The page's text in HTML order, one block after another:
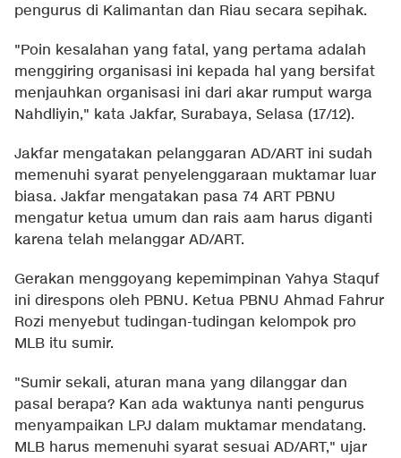
pengurus di Kalimantan dan Riau secara sepihak.
"Poin kesalahan yang fatal, yang pertama adalah
menggiring organisasi ini kepada hal yang bersifat
menjauhkan organisasi ini dari akar rumput warga
Nahdliyin," kata Jakfar, Surabaya, Selasa (17/12).
Jakfar mengatakan pelanggaran AD/ART ini sudah
memenuhi syarat penyelenggaraan muktamar luar
biasa. Jakfar mengatakan pasa 74 ART PBNU
mengatur ketua umum dan rais aam harus diganti
karena telah melanggar AD/ART.
Gerakan menggoyang kepemimpinan Yahya Staquf
ini direspons oleh PBNU. Ketua PBNU Ahmad Fahrur
Rozi menyebut tudingan-tudingan kelompok pro
MLB itu sumir.
"Sumir sekali, aturan mana yang dilanggar dan
pasal berapa? Kan ada waktunya nanti pengurus
menyampaikan LPJ dalam muktamar mendatang.
MLB harus memenuhi syarat sesuai AD/ART," ujar